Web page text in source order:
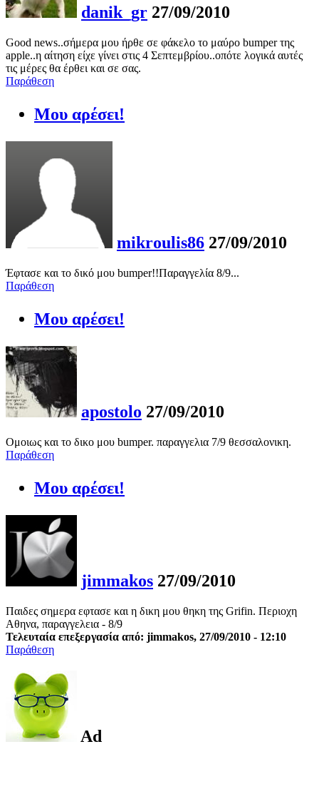
danik_gr 27/09/2010
Good news..σήμερα μου ήρθε σε φάκελο το μαύρο bumper της
apple..η αίτηση είχε γίνει στις 4 Σεπτεμβρίου..οπότε λογικά αυτές
τις μέρες θα έρθει και σε σας.
Παράθεση
Μου αρέσει!
mikroulis86 27/09/2010
Έφτασε και το δικό μου bumper!!Παραγγελία 8/9...
Παράθεση
Μου αρέσει!
apostolo 27/09/2010
Ομοιως και το δικο μου bumper. παραγγελια 7/9 θεσσαλονικη.
Παράθεση
Μου αρέσει!
jimmakos 27/09/2010
Παιδες σημερα εφτασε και η δικη μου θηκη της Grifin. Περιοχη
Αθηνα, παραγγελεια - 8/9
Τελευταία επεξεργασία από: jimmakos, 27/09/2010 - 12:10
Παράθεση
Ad